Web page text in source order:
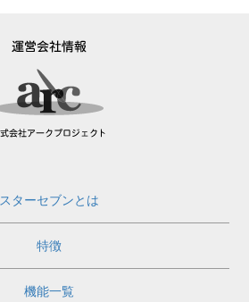
スターセブンとは
特徴
機能一覧